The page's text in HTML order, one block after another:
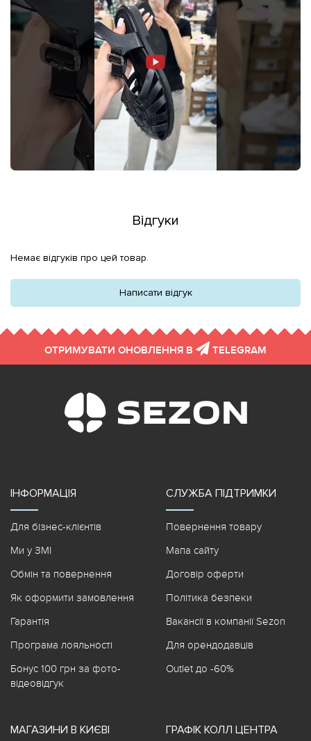
Відгуки
Немає відгуків про цей товар.
Написати відгук
ОТРИМУВАТИ ОНОВЛЕННЯ В TELEGRAM
ІНФОРМАЦІЯ
Для бізнес-клієнтів
Ми у ЗМІ
Обмін та повернення
Як оформити замовлення
Гарантія
Програма лояльності
Бонус 100 грн за фото-
відеовідгук
СЛУЖБА ПІДТРИМКИ
Повернення товару
Мапа сайту
Договір оферти
Політика безпеки
Вакансії в компанії Sezon
Для орендодавців
Outlet до -60%
МАГАЗИНИ В КИЄВІ ГРАФІК КОЛЛ ЦЕНТРА